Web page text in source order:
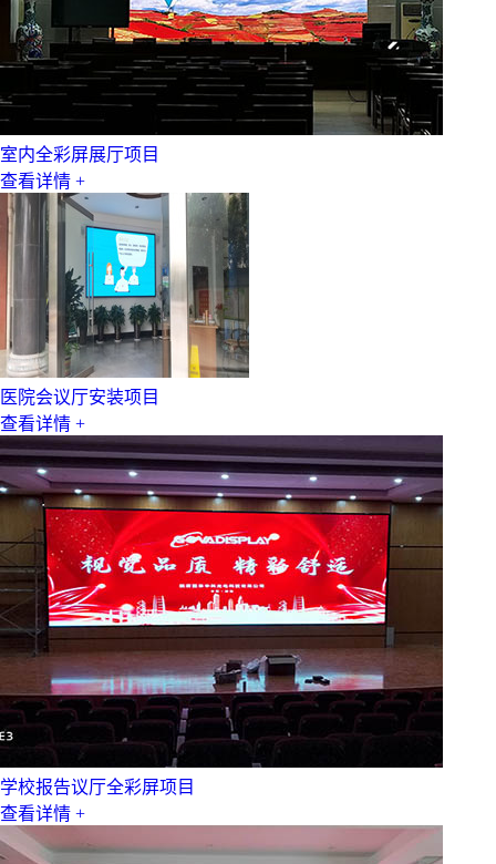
室内全彩屏展厅项目
查看详情 +
医院会议厅安装项目
查看详情 +
学校报告议厅全彩屏项目
查看详情 +